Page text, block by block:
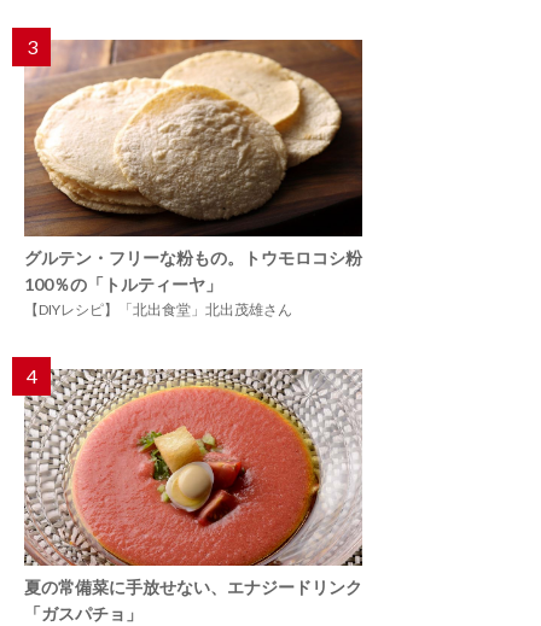
3
グルテン・フリーな粉もの。トウモロコシ粉
100％の「トルティーヤ」
【DIYレシピ】「北出食堂」北出茂雄さん
4
夏の常備菜に手放せない、エナジードリンク
「ガスパチョ」